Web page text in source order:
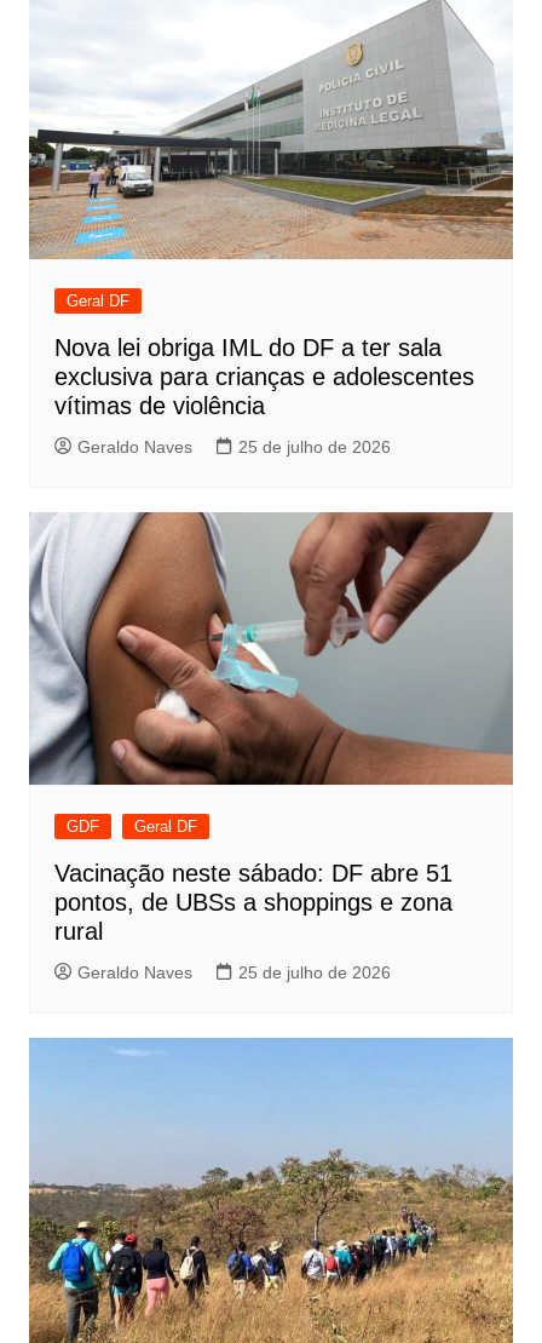
Geral DF
Nova lei obriga IML do DF a ter sala
exclusiva para crianças e adolescentes
vítimas de violência
Geraldo Naves 25 de julho de 2026
GDF Geral DF
Vacinação neste sábado: DF abre 51
pontos, de UBSs a shoppings e zona
rural
Geraldo Naves 25 de julho de 2026